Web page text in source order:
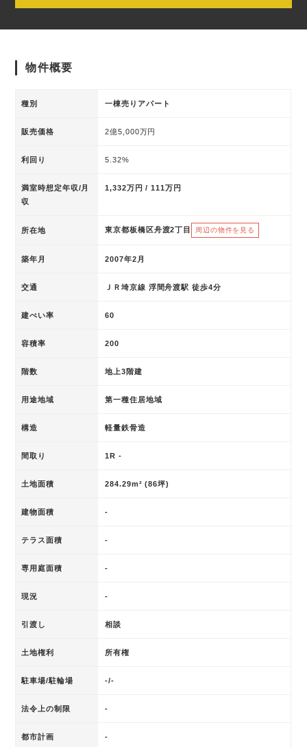
物件概要
種別 一棟売りアパート
販売価格 2億5,000万円
利回り 5.32%
満室時想定年収/月
収
1,332万円 / 111万円
所在地 東京都板橋区舟渡2丁目 周辺の物件を見る
築年月 2007年2月
交通 ＪＲ埼京線 浮間舟渡駅 徒歩4分
建ぺい率 60
容積率 200
階数 地上3階建
用途地域 第一種住居地域
構造 軽量鉄骨造
間取り 1R -
土地面積 284.29m² (86坪)
建物面積 -
テラス面積 -
専用庭面積 -
現況 -
引渡し 相談
土地権利 所有権
駐車場/駐輪場 -/-
法令上の制限 -
都市計画 -